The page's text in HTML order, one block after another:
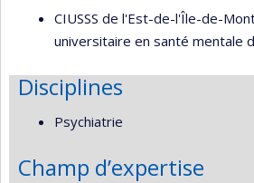
CIUSSS de l'Est-de-l'Île-de-
universitaire en santé mentale
Disciplines
Psychiatrie
Champ d’expertise